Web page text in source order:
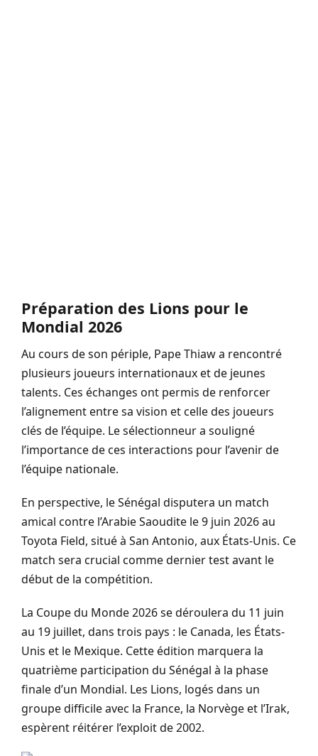
Préparation des Lions pour le
Mondial 2026
Au cours de son périple, Pape Thiaw a rencontré
plusieurs joueurs internationaux et de jeunes
talents. Ces échanges ont permis de renforcer
l’alignement entre sa vision et celle des joueurs
clés de l’équipe. Le sélectionneur a souligné
l’importance de ces interactions pour l’avenir de
l’équipe nationale.
En perspective, le Sénégal disputera un match
amical contre l’Arabie Saoudite le 9 juin 2026 au
Toyota Field, situé à San Antonio, aux États-Unis. Ce
match sera crucial comme dernier test avant le
début de la compétition.
La Coupe du Monde 2026 se déroulera du 11 juin
au 19 juillet, dans trois pays : le Canada, les États-
Unis et le Mexique. Cette édition marquera la
quatrième participation du Sénégal à la phase
finale d’un Mondial. Les Lions, logés dans un
groupe difficile avec la France, la Norvège et l’Irak,
espèrent réitérer l’exploit de 2002.